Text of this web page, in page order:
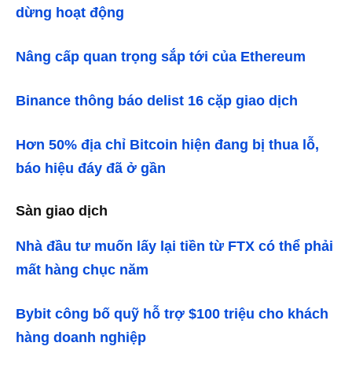
dừng hoạt động
Nâng cấp quan trọng sắp tới của Ethereum
Binance thông báo delist 16 cặp giao dịch
Hơn 50% địa chỉ Bitcoin hiện đang bị thua lỗ,
báo hiệu đáy đã ở gần
Sàn giao dịch
Nhà đầu tư muốn lấy lại tiền từ FTX có thể phải
mất hàng chục năm
Bybit công bố quỹ hỗ trợ $100 triệu cho khách
hàng doanh nghiệp